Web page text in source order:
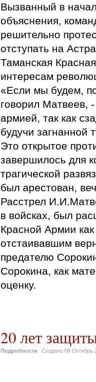
Вызванный в
объяснения,
решительно
отступать на
Таманская
интересам
«Если мы будем,
говорил Матвеев,
армией, так как
будучи загнанной
Это открытое
завершилось для
трагической
был арестован,
Расстрел
в войсках, был
Красной Армии
отстаивавшим
предателю
Сорокина, как
оценку.
20 лет
Подробности Создано 08 Октябрь